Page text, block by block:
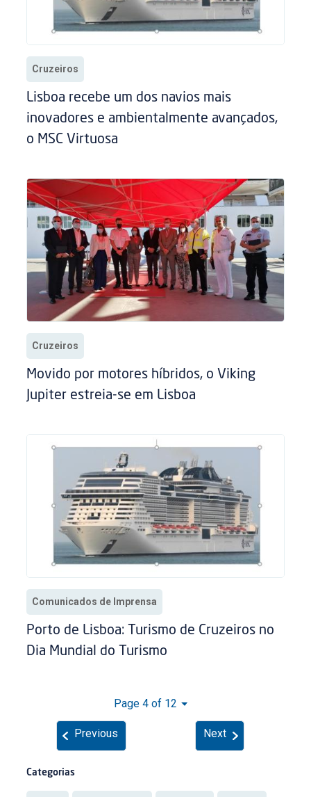
Cruzeiros
Lisboa recebe um dos navios mais
inovadores e ambientalmente avançados,
o MSC Virtuosa
Cruzeiros
Movido por motores híbridos, o Viking
Jupiter estreia-se em Lisboa
Comunicados de Imprensa
Porto de Lisboa: Turismo de Cruzeiros no
Dia Mundial do Turismo
Page 4 of 12
Previous Next
Categorias